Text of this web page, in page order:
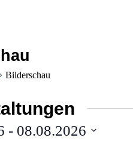
Bilderschau
- 08.08.2026